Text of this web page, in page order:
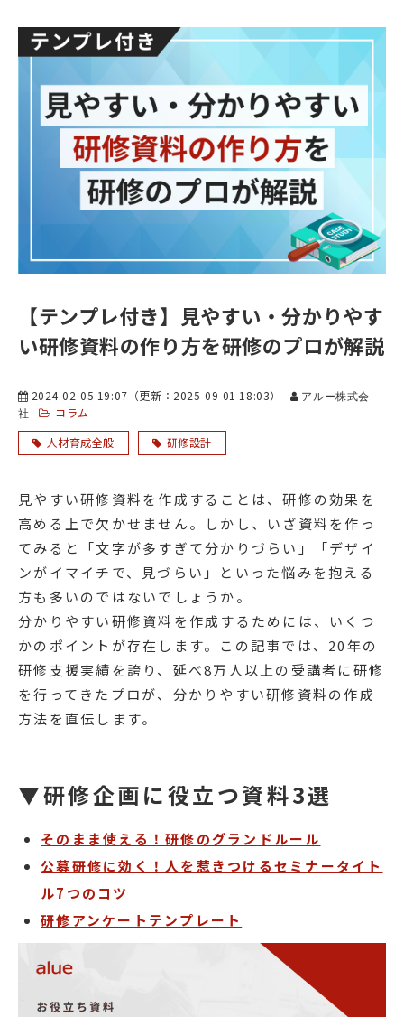
【テンプレ付き】見やすい・分かりやす
い研修資料の作り方を研修のプロが解説
2024-02-05 19:07 （更新： 2025-09-01 18:03）
アルー株式会
社
コラム
人材育成全般
研修設計
見やすい研修資料を作成することは、研修の効果を
高める上で欠かせません。しかし、いざ資料を作っ
てみると「文字が多すぎて分かりづらい」「デザイ
ンがイマイチで、見づらい」といった悩みを抱える
方も多いのではないでしょうか。
分かりやすい研修資料を作成するためには、いくつ
かのポイントが存在します。この記事では、20年の
研修支援実績を誇り、延べ8万人以上の受講者に研修
を行ってきたプロが、分かりやすい研修資料の作成
方法を直伝します。
▼研修企画に役立つ資料3選
そのまま使える！研修のグランドルール
公募研修に効く！人を惹きつけるセミナータイト
ル7つのコツ
研修アンケートテンプレート